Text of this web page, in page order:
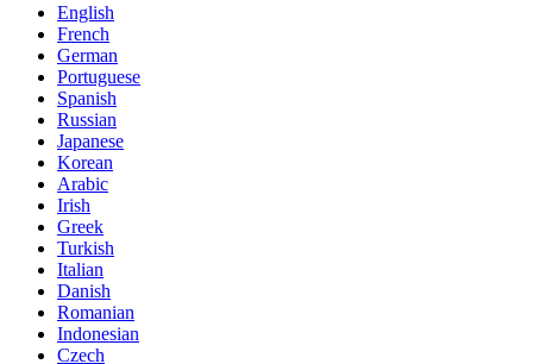
English
French
German
Portuguese
Spanish
Russian
Japanese
Korean
Arabic
Irish
Greek
Turkish
Italian
Danish
Romanian
Indonesian
Czech